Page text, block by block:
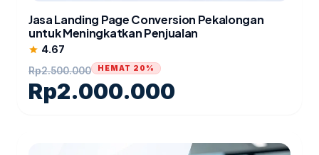
Jasa Landing Page Conversion Pekalongan
untuk Meningkatkan Penjualan
star 4.67
Rp2.500.000
Rp2.000.000
HEMAT 20%